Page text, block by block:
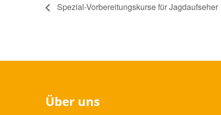
Spezial-Vorbereitungskurse für Jagdaufseher
Über uns